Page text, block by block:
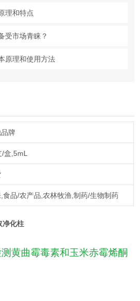
理和特点
受市场青睐？
原理和使用方法
牌
/盒,5mL
食品/农产品,农林牧渔,制药/生物制药
净化柱
黄曲霉毒素和玉米赤霉烯酮